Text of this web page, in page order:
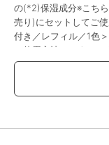
の(*2)保湿成分※こち
売り)にセットしてご
付き／レフィル／1色＞
［使用方法］テクニ
仕上がり(*1)のための
(*1)をプラス。白、ピ
に。A(中央)：くすみ